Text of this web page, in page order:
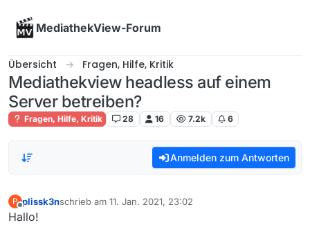
MediathekView-Forum
Übersicht Fragen, Hilfe, Kritik
Mediathekview headless auf einem
Server betreiben?
Fragen, Hilfe, Kritik 28 16 7.2k 6
Anmelden zum Antworten
P
Offline
plissk3nschrieb am 11. Jan. 2021, 23:02
zuletzt editiert von
Hallo!